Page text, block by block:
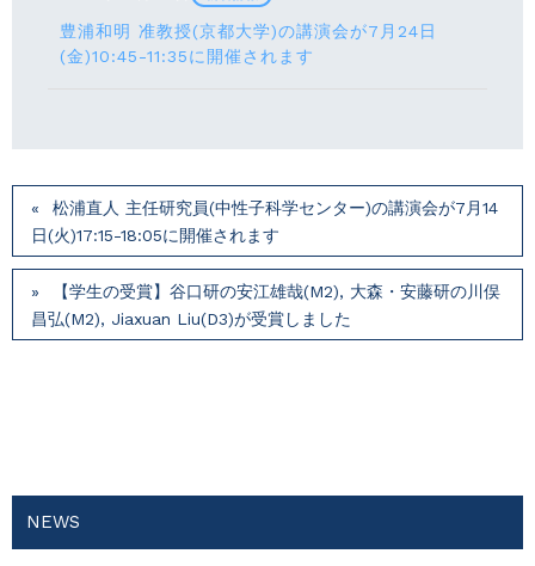
豊浦和明 准教授(京都大学)の講演会が7月24⽇
(⾦)10:45-11:35に開催されます
松浦直人 主任研究員(中性子科学センター)の講演会が7月14
⽇(火)17:15-18:05に開催されます
【学生の受賞】谷口研の安江雄哉(M2), 大森・安藤研の川俣
昌弘(M2), Jiaxuan Liu(D3)が受賞しました
NEWS